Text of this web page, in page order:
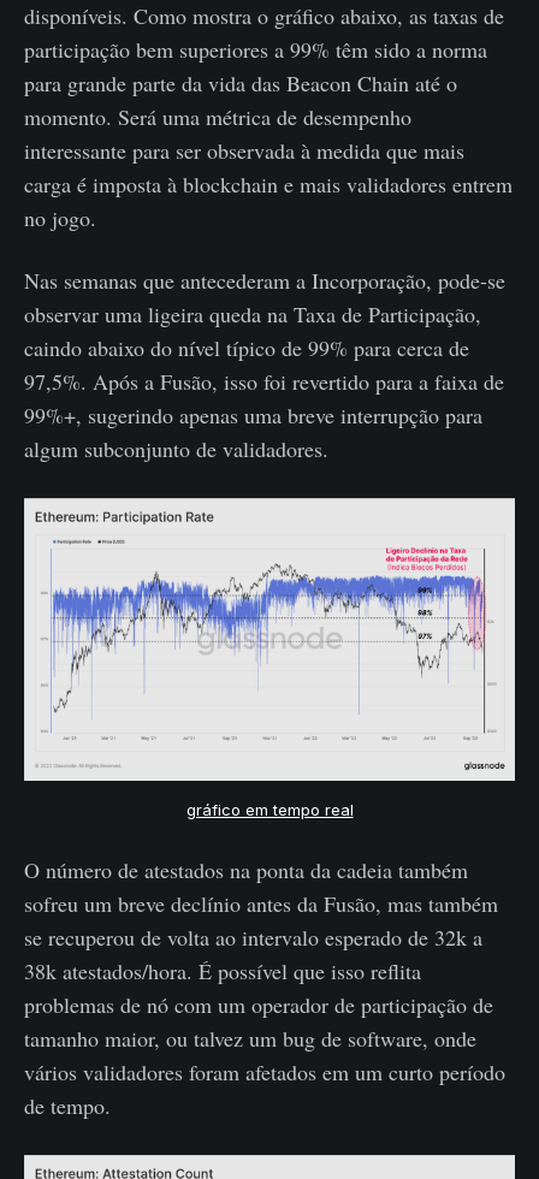
disponíveis. Como mostra o gráfico abaixo, as taxas de
participação bem superiores a 99% têm sido a norma
para grande parte da vida das Beacon Chain até o
momento. Será uma métrica de desempenho
interessante para ser observada à medida que mais
carga é imposta à blockchain e mais validadores entrem
no jogo.
Nas semanas que antecederam a Incorporação, pode-se
observar uma ligeira queda na Taxa de Participação,
caindo abaixo do nível típico de 99% para cerca de
97,5%. Após a Fusão, isso foi revertido para a faixa de
99%+, sugerindo apenas uma breve interrupção para
algum subconjunto de validadores.
gráfico em tempo real
O número de atestados na ponta da cadeia também
sofreu um breve declínio antes da Fusão, mas também
se recuperou de volta ao intervalo esperado de 32k a
38k atestados/hora. É possível que isso reflita
problemas de nó com um operador de participação de
tamanho maior, ou talvez um bug de software, onde
vários validadores foram afetados em um curto período
de tempo.